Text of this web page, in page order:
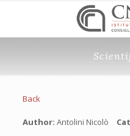
Back
Author: Antolini Nicolò